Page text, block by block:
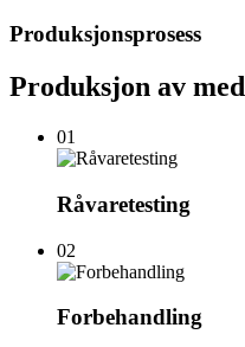
Produksjonsprosess
Produksjon av
01
Råvaretesting
02
Forbehandling